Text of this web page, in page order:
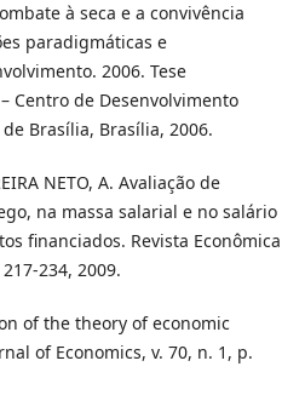
à seca e a convivência
paradigmáticas e
2006. Tese
Centro de Desenvolvimento
Brasília, Brasília, 2006.
NETO, A. Avaliação de
na massa salarial e no salário
financiados. Revista Econômica
234, 2009.
of the theory of economic
of Economics, v. 70, n. 1, p.